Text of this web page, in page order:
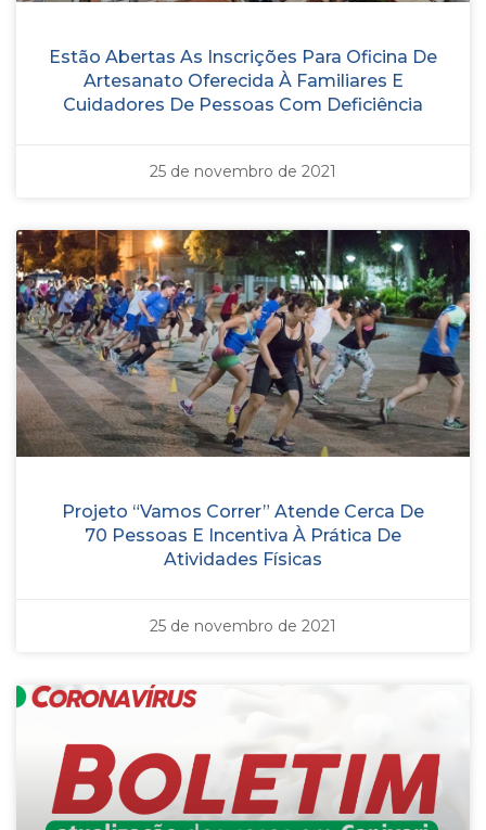
Estão Abertas As Inscrições Para Oficina De
Artesanato Oferecida À Familiares E
Cuidadores De Pessoas Com Deficiência
25 de novembro de 2021
Projeto “Vamos Correr” Atende Cerca De
70 Pessoas E Incentiva À Prática De
Atividades Físicas
25 de novembro de 2021